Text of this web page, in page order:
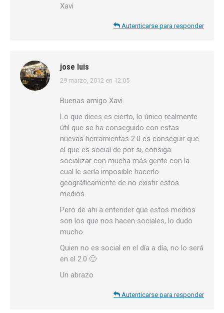
Xavi
Autenticarse para responder
jose luis
dice:
29 marzo, 2012 en 12:05
Buenas amigo Xavi.
Lo que dices es cierto, lo único realmente
útil que se ha conseguido con estas
nuevas herramientas 2.0 es conseguir que
el que es social de por si, consiga
socializar con mucha más gente con la
cual le sería imposible hacerlo
geográficamente de no existir estos
medios.
Pero de ahi a entender que estos medios
son los que nos hacen sociales, lo dudo
mucho.
Quien no es social en el día a día, no lo será
en el 2.0 🙂
Un abrazo
Autenticarse para responder